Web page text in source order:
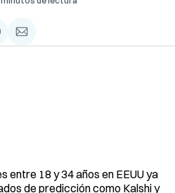
Compartir
via
entre 18 y 34 años en EEUU ya
de predicción como Kalshi y